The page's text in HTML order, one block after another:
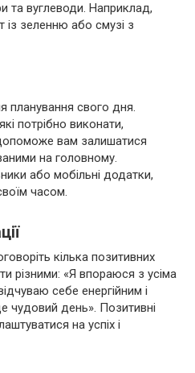
та вуглеводи. Наприклад,
із зеленню або смузі з
планування свого дня.
потрібно виконати,
вам залишатися
на головному.
або мобільні додатки,
часом.
кілька позитивних
різними: «Я впораюся з усіма
себе енергійним і
чудовий день». Позитивні
на успіх і